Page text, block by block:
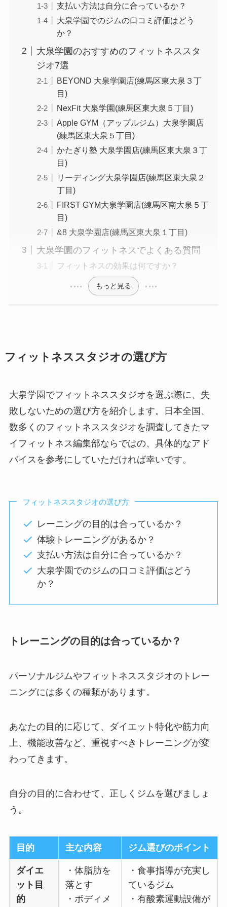
支払い方法は自分に合っているか？
大泉学園でのジムの口コミ評価はどう
か？
大泉学園のおすすめのフィットネススタ
ジオ7選
BEYOND 大泉学園店(練馬区東大泉３丁
目)
NexFit 大泉学園(練馬区東大泉５丁目)
Apple GYM（アップルジム）大泉学園店
(練馬区東大泉５丁目)
かたぎり塾 大泉学園店(練馬区東大泉３丁
目)
リーディング大泉学園店(練馬区東大泉２
丁目)
FIRST GYM大泉学園店(練馬区南大泉５丁
目)
&8 大泉学園店(練馬区東大泉１丁目)
大泉学園のフィットネスでよくある質問
フィットネスの効果は何ですか？
もっと見る
フィットネススタジオの選び方
大泉学園でフィットネススタジオを選ぶ際に、失
敗しないための選び方を紹介します。日本全国、
数多くのフィットネススタジオを調査してきたマ
イフィットネス編集部ならではの、具体的なアド
バイスを参考にしていただければ幸いです。
フィットネススタジオの選び方
レーニングの目的は合っているか？
体験トレーニングがあるか？
支払い方法は自分に合っているか？
大泉学園でのジムの口コミ評価はどう
か？
トレーニングの目的は合っているか？
パーソナルジムやフィットネススタジオのトレー
ニングには多くの種類があります。
あなたの目的に応じて、ダイエット特化や筋力向
上、機能改善など、重視すべきトレーニングが変
わってきます。
自分の目的に合わせて、正しくジムを選びましょ
う。
目的 主な内容 ジム選びのポイント
ダイエ
ット目
的
・体脂肪を
落とす
・ボディメ
・食事指導が充実し
ているジム
・有酸素運動設備が